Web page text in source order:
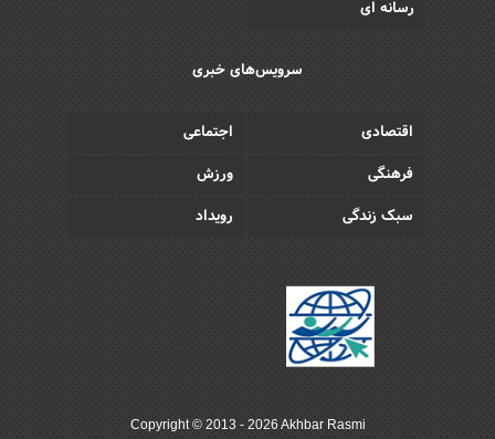
رسانه ای
سرویس‌های خبری
اقتصادی
اجتماعی
فرهنگی
ورزش
سبک زندگی
رویداد
Copyright © 2013 - 2026 Akhbar Rasmi